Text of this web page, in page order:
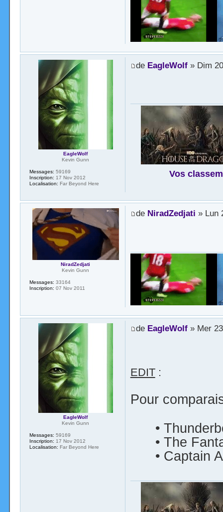
de EagleWolf» Dim
Vos
EagleWolf
Kevin Gunn
Messages: 59169
Inscription: 17 Nov 2012
Localisation: Far Beyond Here
de NiradZedjati » Lun
NiradZedjati
Kevin Gunn
Messages: 33164
Inscription: 07 Nov 2011
de EagleWolf» Mer
EDIT:
Pour
•
• The
• Captain
EagleWolf
Kevin Gunn
Messages: 59169
Inscription: 17 Nov 2012
Localisation: Far Beyond Here